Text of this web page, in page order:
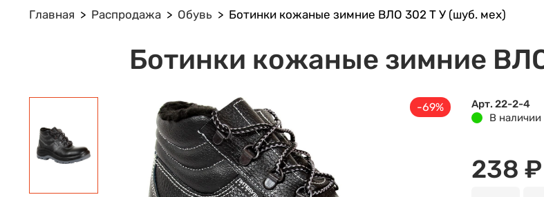
Главная Распродажа Обувь Ботинки кожаные зимние ВЛО 302 T У (шуб. мех)
Ботинки кожаные зимние
-69%
Арт. 22-2-4
В наличии
238 ₽